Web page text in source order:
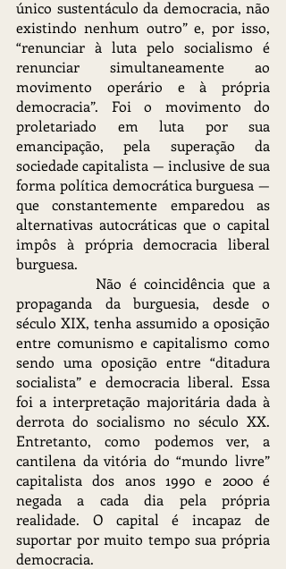
único sustentáculo da democracia, não
existindo nenhum outro” e, por isso,
“renunciar à luta pelo socialismo é
renunciar simultaneamente ao
movimento operário e à própria
democracia”. Foi o movimento do
proletariado em luta por sua
emancipação, pela superação da
sociedade capitalista — inclusive de sua
forma política democrática burguesa —
que constantemente emparedou as
alternativas autocráticas que o capital
impôs à própria democracia liberal
burguesa.
propaganda da burguesia, desde o
século XIX, tenha assumido a oposição
entre comunismo e capitalismo como
sendo uma oposição entre “ditadura
socialista” e democracia liberal. Essa
foi a interpretação majoritária dada à
derrota do socialismo no século XX.
Entretanto, como podemos ver, a
cantilena da vitória do “mundo livre”
capitalista dos anos 1990 e 2000 é
negada a cada dia pela própria
realidade. O capital é incapaz de
suportar por muito tempo sua própria
democracia.